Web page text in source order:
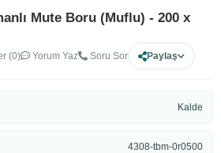
Mute Boru (Muflu) - 200 x
(0) Yorum Yaz Soru Sor Paylaş
Kalde
4308-tbm-0r0500